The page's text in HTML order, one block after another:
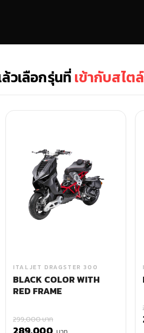
วเลือกรุ่นที่เข้ากับสไ
ITALJET DRAGSTER 300
BLACK COLOR WITH
RED FRAME
299,000 บาท